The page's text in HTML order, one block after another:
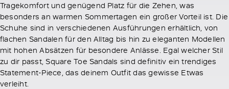
Tragekomfort und genügend Platz für die Zehen, was
besonders an warmen Sommertagen ein großer Vorteil ist. Die
Schuhe sind in verschiedenen Ausführungen erhältlich, von
flachen Sandalen für den Alltag bis hin zu eleganten Modellen
mit hohen Absätzen für besondere Anlässe. Egal welcher Stil
zu dir passt, Square Toe Sandals sind definitiv ein trendiges
Statement-Piece, das deinem Outfit das gewisse Etwas
verleiht.